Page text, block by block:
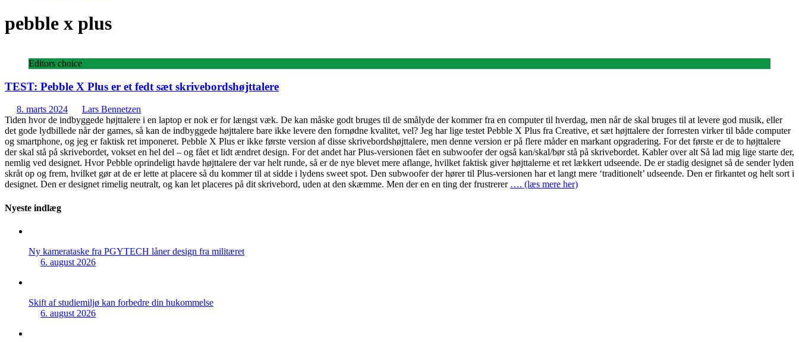
pebble x plus
Editors choice
TEST: Pebble X Plus er et fedt sæt skrivebordshøjttalere
8. marts 2024
Lars Bennetzen
Tiden hvor de indbyggede højttalere i en laptop er nok er for længst væk. De kan måske godt bruges til de smålyde der kommer fra en computer til hverdag, men når de skal bruges til at levere god musik, eller
det gode lydbillede når der games, så kan de indbyggede højttalere bare ikke levere den fornødne kvalitet, vel? Jeg har lige testet Pebble X Plus fra Creative, et sæt højttalere der forresten virker til både computer
og smartphone, og jeg er faktisk ret imponeret. Pebble X Plus er ikke første version af disse skrivebordshøjttalere, men denne version er på flere måder en markant opgradering. For det første er de to højttalere
der skal stå på skrivebordet, vokset en hel del – og fået et lidt ændret design. For det andet har Plus-versionen fået en subwoofer der også kan/skal/bør stå på skrivebordet. Kabler over alt Så lad mig lige starte der,
nemlig ved designet. Hvor Pebble oprindeligt havde højttalere der var helt runde, så er de nye blevet mere aflange, hvilket faktisk giver højttalerne et ret lækkert udseende. De er stadig designet så de sender lyden
skråt op og frem, hvilket gør at de er lette at placere så du kommer til at sidde i lydens sweet spot. Den subwoofer der hører til Plus-versionen har et langt mere ‘traditionelt’ udseende. Den er firkantet og helt sort i
designet. Den er designet rimelig neutralt, og kan let placeres på dit skrivebord, uden at den skæmme. Men der en en ting der frustrerer …. (læs mere her)
Nyeste indlæg
Ny kamerataske fra PGYTECH låner design fra militæret
6. august 2026
Skift af studiemiljø kan forbedre din hukommelse
6. august 2026